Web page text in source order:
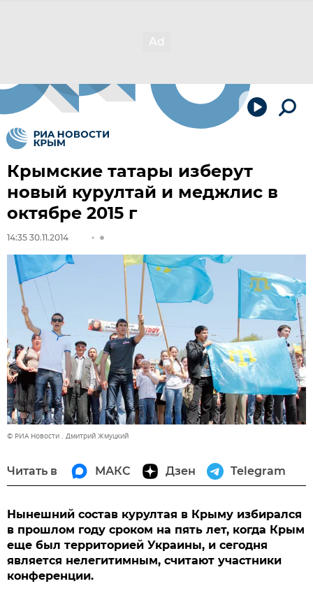
Крымские татары изберут
новый курултай и меджлис в
октябре 2015 г
14:35 30.11.2014
© РИА Новости . Дмитрий Жмуцкий
Читать в МАКС Дзен Telegram
Нынешний состав курултая в Крыму избирался
в прошлом году сроком на пять лет, когда Крым
еще был территорией Украины, и сегодня
является нелегитимным, считают участники
конференции.